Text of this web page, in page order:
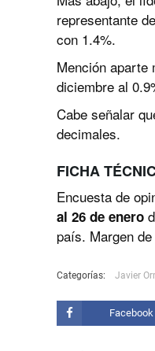
representante
con 1.4%.
Mención aparte
diciembre al
Cabe señalar
decimales.
FICHA
Encuesta de
al 26 de enero
país. Margen
Categorías: Javier
Facebook